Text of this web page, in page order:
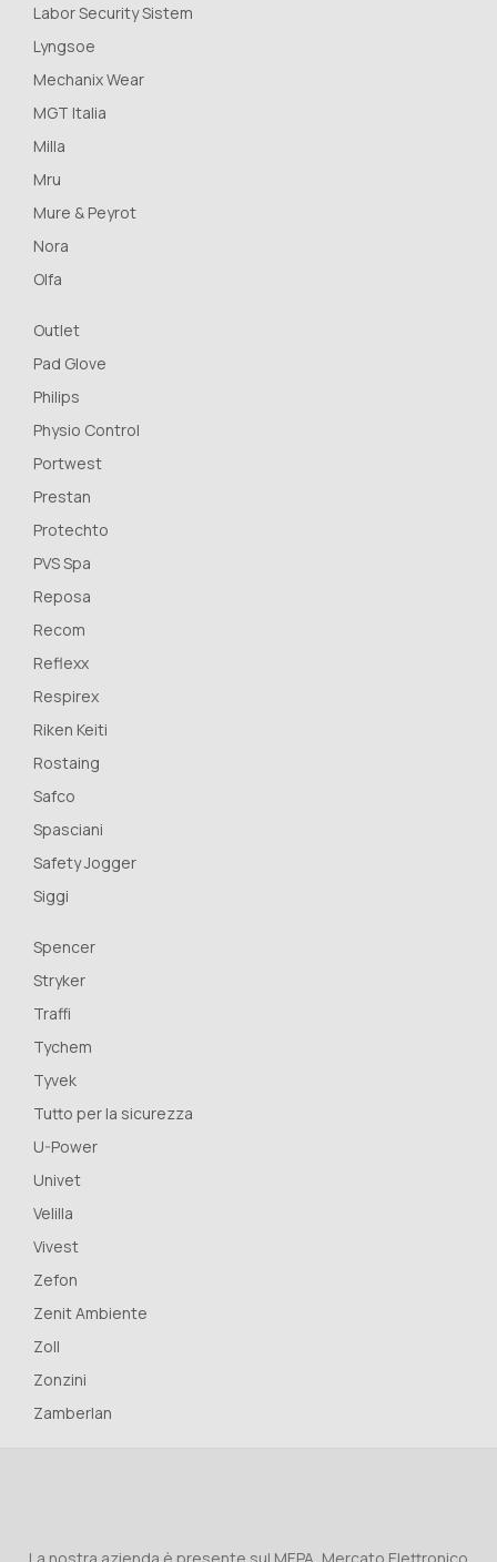
Labor Security Sistem
Lyngsoe
Mechanix Wear
MGT Italia
Milla
Mru
Mure & Peyrot
Nora
Olfa
Outlet
Pad Glove
Philips
Physio Control
Portwest
Prestan
Protechto
PVS Spa
Reposa
Recom
Reflexx
Respirex
Riken Keiti
Rostaing
Safco
Spasciani
Safety Jogger
Siggi
Spencer
Stryker
Traffi
Tychem
Tyvek
Tutto per la sicurezza
U-Power
Univet
Velilla
Vivest
Zefon
Zenit Ambiente
Zoll
Zonzini
Zamberlan